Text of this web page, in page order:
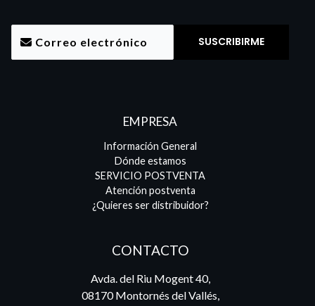
EMPRESA
Información General
Dónde estamos
SERVICIO POSTVENTA
Atención postventa
¿Quieres ser distribuidor?
CONTACTO
Avda. del Riu Mogent 40,
08170 Montornés del Vallés,